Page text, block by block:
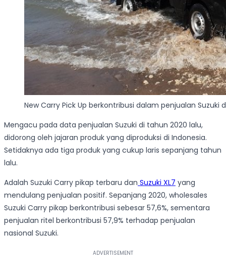
New Carry Pick Up berkontribusi dalam penjualan Suzuki
Mengacu pada data penjualan Suzuki di tahun 2020 lalu,
didorong oleh jajaran produk yang diproduksi di Indonesia.
Setidaknya ada tiga produk yang cukup laris sepanjang tahun
lalu.
Adalah Suzuki Carry pikap terbaru dan Suzuki XL7 yang
mendulang penjualan positif. Sepanjang 2020, wholesales
Suzuki Carry pikap berkontribusi sebesar 57,6%, sementara
penjualan ritel berkontribusi 57,9% terhadap penjualan
nasional Suzuki.